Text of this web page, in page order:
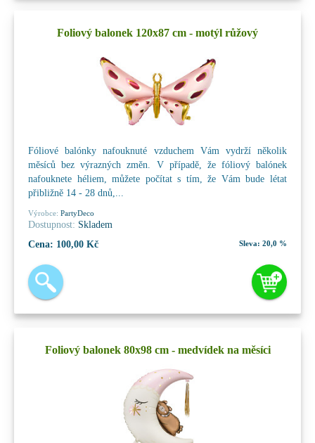
Foliový balonek 120x87 cm - motýl růžový
Fóliové balónky nafouknuté vzduchem Vám vydrží několik
měsíců bez výrazných změn. V případě, že fóliový balónek
nafouknete héliem, můžete počítat s tím, že Vám bude létat
přibližně 14 - 28 dnů,...
Výrobce: PartyDeco
Dostupnost: Skladem
Cena: 100,00 Kč Sleva: 20,0 %
Foliový balonek 80x98 cm - medvídek na měsíci